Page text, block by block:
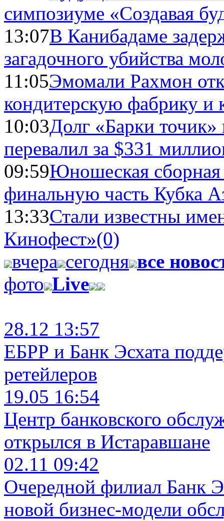
симпозиуме «Создавая
13:07В Канибадаме
загадочного убийства
11:05Эмомали Рахмон
кондитерскую фабрику и
10:03Долг «Барки
перевалил за $331
09:59Юношеская
финальную часть Кубка
13:33Стали известны
Кинофест»(0)
вчера сегодня все
фото Live
28.12 13:57
ЕБРР и Банк Эсхата
ретейлеров
19.05 16:54
Центр банковского
открылся в Истаравшане
02.11 09:42
Очередной филиал Банк
новой бизнес-модели